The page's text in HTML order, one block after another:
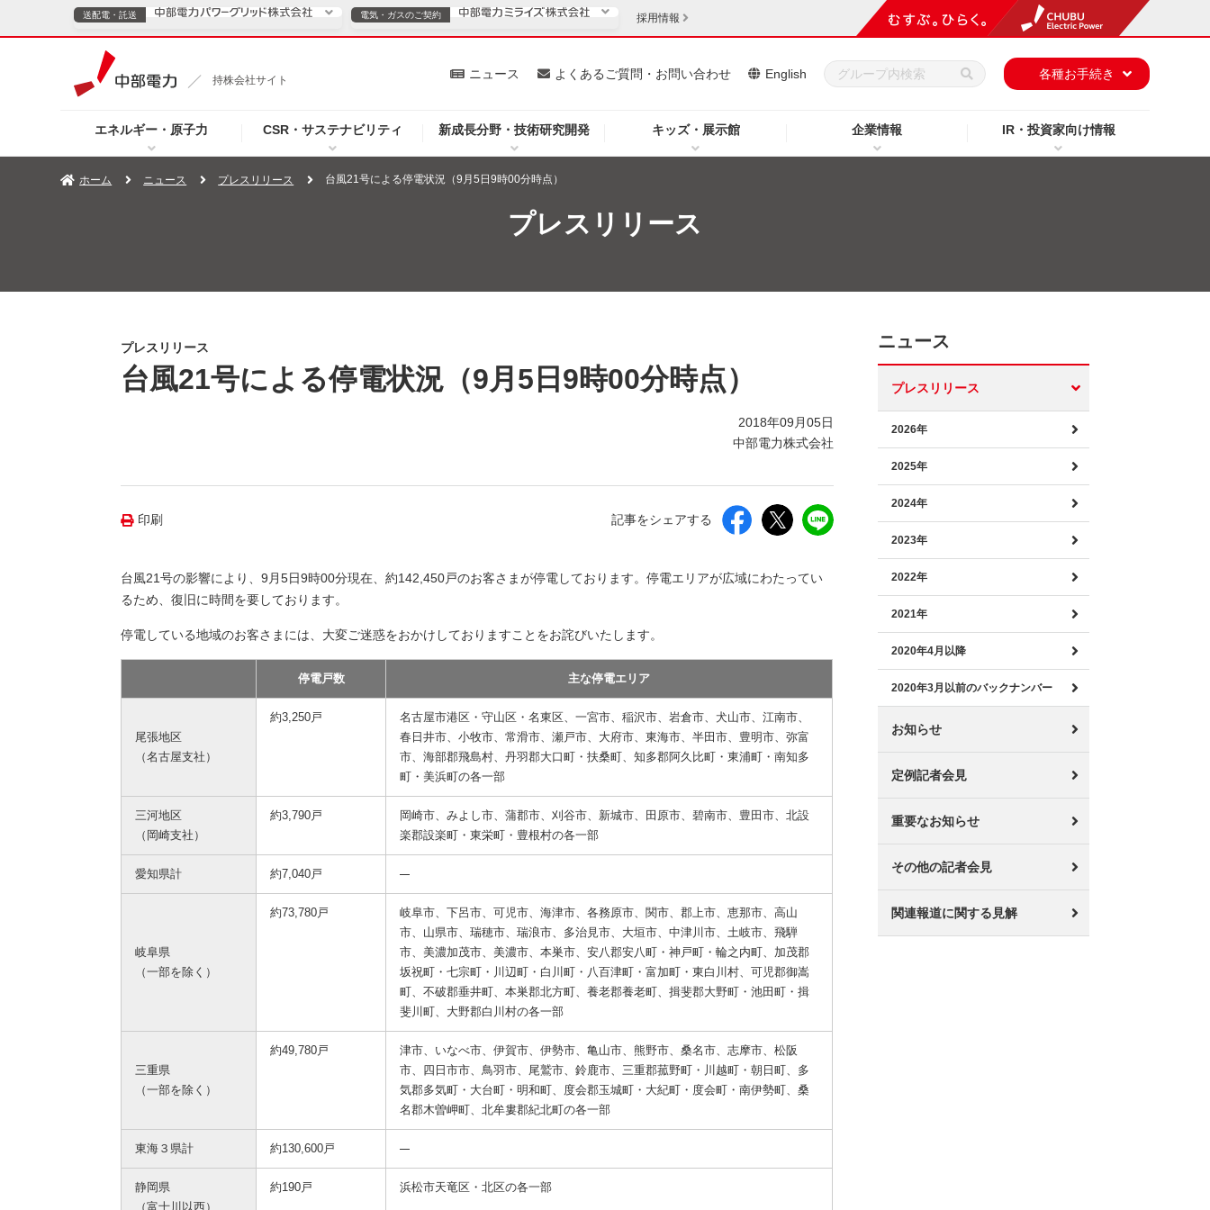
持株会社サイト
エネルギー・原子力 CSR・サステナビリティ 新成長分野・技術研究開発 キッズ・展示館 企業情報 IR・投資家向け情報
ニュース よくあるご質問・お問い合わせ English 各種お手続き
送配電・託送
TOPページへ ご案内 安定供給
企業情報
電気・ガスのご契約
電気・ガスのご契約
TOPページへ 個人のお客さま 法人のお客さま
採用情報
ホーム ニュース プレスリリース 台風21号による停電状況（9月5日9時00分時点）
プレスリリース
プレスリリース
台風21号による停電状況（9月5日9時00分時点）
2018年09月05日
中部電力株式会社
印刷 記事をシェアする
台風21号の影響により、9月5日9時00分現在、約142,450戸のお客さまが停電しております。停電エリアが広域にわたってい
るため、復旧に時間を要しております。
停電している地域のお客さまには、大変ご迷惑をおかけしておりますことをお詫びいたします。
停電戸数 主な停電エリア
尾張地区
（名古屋支社）
約3,250戸
名古屋市港区・守山区・名東区、一宮市、稲沢市、岩倉市、犬山市、江南市、
春日井市、小牧市、常滑市、瀬戸市、大府市、東海市、半田市、豊明市、弥富
市、海部郡飛島村、丹羽郡大口町・扶桑町、知多郡阿久比町・東浦町・南知多
町・美浜町の各一部
三河地区
（岡崎支社）
約3,790戸
岡崎市、みよし市、蒲郡市、刈谷市、新城市、田原市、碧南市、豊田市、北設
楽郡設楽町・東栄町・豊根村の各一部
愛知県計 約7,040戸
岐阜県
（一部を除く）
約73,780戸
岐阜市、下呂市、可児市、海津市、各務原市、関市、郡上市、恵那市、高山
市、山県市、瑞穂市、瑞浪市、多治見市、大垣市、中津川市、土岐市、飛騨
市、美濃加茂市、美濃市、本巣市、安八郡安八町・神戸町・輪之内町、加茂郡
坂祝町・七宗町・川辺町・白川町・八百津町・富加町・東白川村、可児郡御嵩
町、不破郡垂井町、本巣郡北方町、養老郡養老町、揖斐郡大野町・池田町・揖
斐川町、大野郡白川村の各一部
三重県
（一部を除く）
約49,780戸
津市、いなべ市、伊賀市、伊勢市、亀山市、熊野市、桑名市、志摩市、松阪
市、四日市市、鳥羽市、尾鷲市、鈴鹿市、三重郡菰野町・川越町・朝日町、多
気郡多気町・大台町・明和町、度会郡玉城町・大紀町・度会町・南伊勢町、桑
名郡木曽岬町、北牟婁郡紀北町の各一部
東海３県計 約130,600戸
静岡県
（富士川以西）
約190戸 浜松市天竜区・北区の各一部
ニュース
プレスリリース
2026年
2025年
2024年
2023年
2022年
2021年
2020年4月以降
2020年3月以前のバックナンバー
お知らせ
定例記者会見
重要なお知らせ
その他の記者会見
関連報道に関する見解